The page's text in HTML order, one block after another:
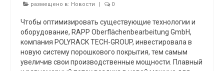
размещено в: Новости | 0
Чтобы оптимизировать существующие технологии и
оборудование, RAPP Oberflächenbearbeitung GmbH,
компания POLYRACK TECH-GROUP, инвестировала в
новую систему порошкового покрытия, тем самым
увеличив свои производственные мощности. Плавный